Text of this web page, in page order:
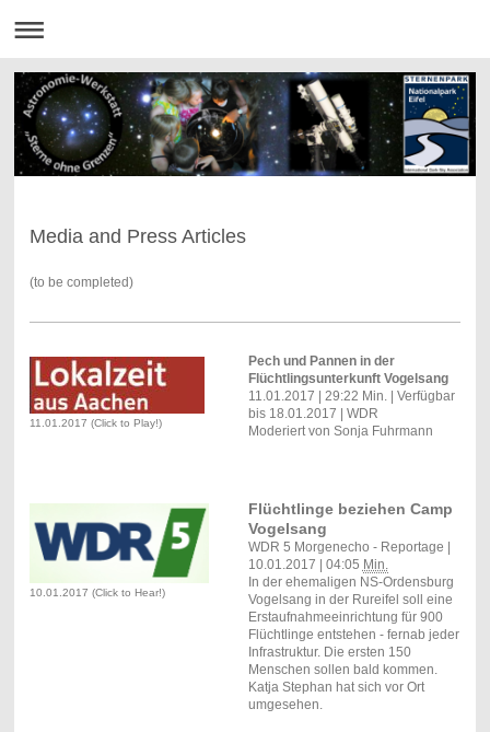
Media and Press Articles
(to be completed)
11.01.2017 (Click to Play!)
Pech und Pannen in der
Flüchtlingsunterkunft Vogelsang
11.01.2017 | 29:22 Min. | Verfügbar
bis 18.01.2017 | WDR
Moderiert von Sonja Fuhrmann
10.01.2017 (Click to Hear!)
Flüchtlinge beziehen Camp
Vogelsang
WDR 5 Morgenecho - Reportage |
10.01.2017 | 04:05 Min.
In der ehemaligen NS-Ordensburg
Vogelsang in der Rureifel soll eine
Erstaufnahmeeinrichtung für 900
Flüchtlinge entstehen - fernab jeder
Infrastruktur. Die ersten 150
Menschen sollen bald kommen.
Katja Stephan hat sich vor Ort
umgesehen.